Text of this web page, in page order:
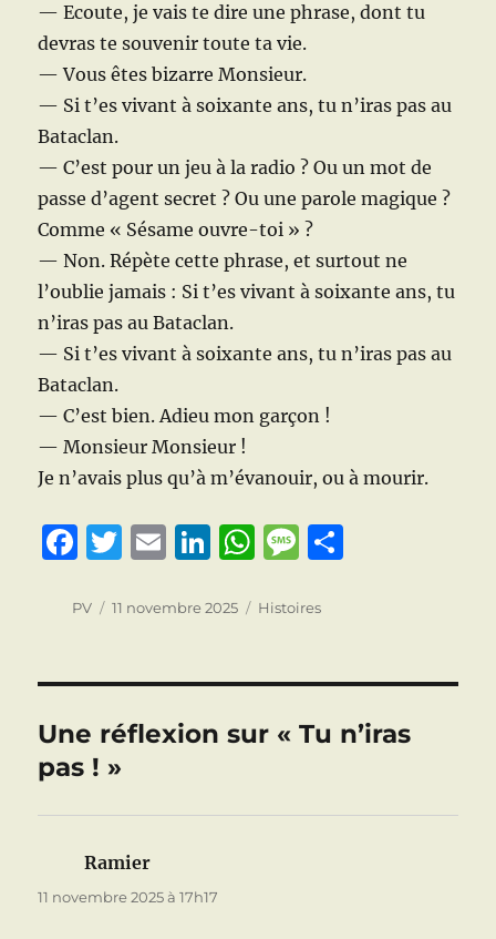
— Ecoute, je vais te dire une phrase, dont tu
devras te souvenir toute ta vie.
— Vous êtes bizarre Monsieur.
— Si t’es vivant à soixante ans, tu n’iras pas au
Bataclan.
— C’est pour un jeu à la radio ? Ou un mot de
passe d’agent secret ? Ou une parole magique ?
Comme « Sésame ouvre-toi » ?
— Non. Répète cette phrase, et surtout ne
l’oublie jamais : Si t’es vivant à soixante ans, tu
n’iras pas au Bataclan.
— Si t’es vivant à soixante ans, tu n’iras pas au
Bataclan.
— C’est bien. Adieu mon garçon !
— Monsieur Monsieur !
Je n’avais plus qu’à m’évanouir, ou à mourir.
F
c
b
o
o
k
T
it
r
E
ai
Li
k
d
I
n
W
at
A
p
p
M
ss
g
e
g
er
Auteur
PV
Publié
11 novembre 2025 Catégories
Histoires
Une réflexion sur « Tu n’iras
pas ! »
Ramier
11 novembre 2025 à 17h17